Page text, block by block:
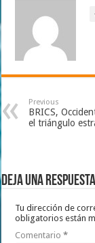
Previous
BRICS,
el triángulo
Deja una respuesta
Tu dirección de
obligatorios están
Comentario*